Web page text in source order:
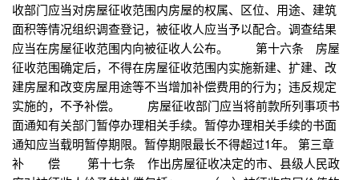
收部门应当对房屋征收范围内房屋的权属、区位、用途、建筑
面积等情况组织调查登记，被征收人应当予以配合。调查结果
应当在房屋征收范围内向被征收人公布。 第十六条 房屋
征收范围确定后，不得在房屋征收范围内实施新建、扩建、改
建房屋和改变房屋用途等不当增加补偿费用的行为；违反规定
实施的，不予补偿。 房屋征收部门应当将前款所列事项书
面通知有关部门暂停办理相关手续。暂停办理相关手续的书面
通知应当载明暂停期限。暂停期限最长不得超过1年。 第三章
补 偿 第十七条 作出房屋征收决定的市、县级人民政